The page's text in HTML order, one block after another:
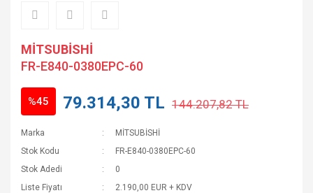
MİTSUBİSHİ
FR-E840-0380EPC-60
%45 79.314,30 TL 144.207,82 TL
Marka
MİTSUBİSHİ
Stok Kodu
FR-E840-0380EPC-60
Stok Adedi
0
Liste Fiyatı
2.190,00 EUR + KDV